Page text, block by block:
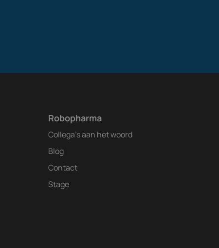
Robopharma
Collega's aan het woord
Blog
Contact
Stage